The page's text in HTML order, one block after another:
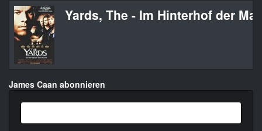
Yards, The - Im Hinterhof der
James Caan abonnieren